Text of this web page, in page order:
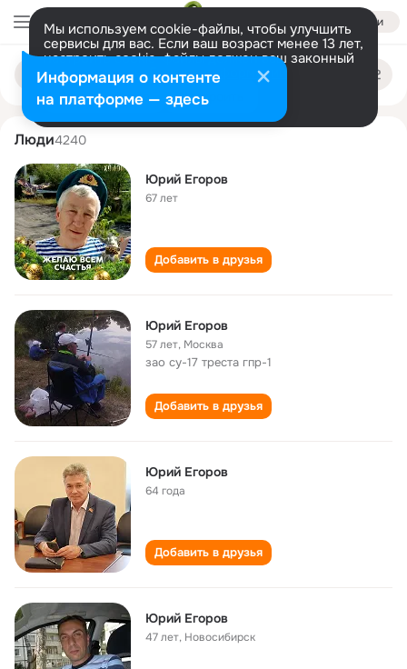
Войти
Мы используем cookie-файлы, чтобы улучшить
сервисы для вас. Если ваш возраст менее 13 лет,
настроить cookie-файлы должен ваш законный
представитель. Больше информации
Разрешить все Настроить
Поиск
людям
yuriy egorov
Люди4240
Юрий Егоров
67 лет
Добавить в друзья
Юрий Егоров
57 лет, Москва
зао су-17 треста гпр-1
Добавить в друзья
Юрий Егоров
64 года
Добавить в друзья
Юрий Егоров
47 лет, Новосибирск
Информация о контенте
на платформе — здесь